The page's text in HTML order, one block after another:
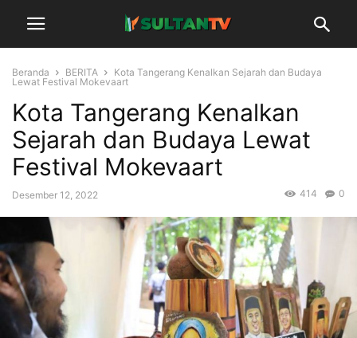
Beranda BERITA
Kota Tangerang Kenalkan Sejarah dan Budaya
Lewat Festival Mokevaart
Kota Tangerang Kenalkan
Sejarah dan Budaya Lewat
Festival Mokevaart
Desember 12, 2022 0
414